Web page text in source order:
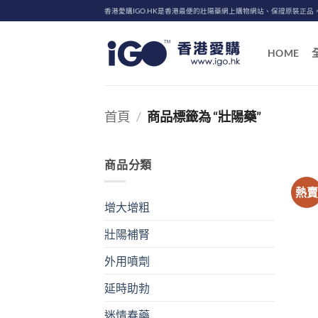
to
香港愛購IGO.HK是香港最便的壯陽藥網上購物網站、保證原裝正品
HOME
首頁 / 商品標籤為 “壯陽藥”
商品分類
增大增粗
壯陽補腎
外用噴劑
延時助勃
迷情春藥
熱賣